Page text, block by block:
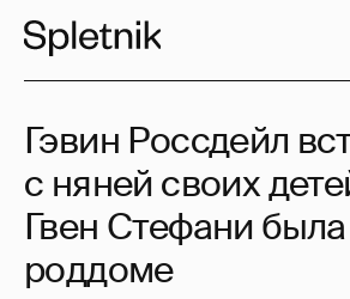
Гэвин Россдейл
с няней своих
Гвен Стефани
роддоме